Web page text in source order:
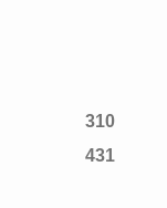
310
431